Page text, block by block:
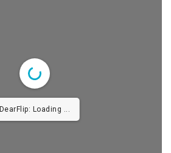
DearFlip: Loading ...